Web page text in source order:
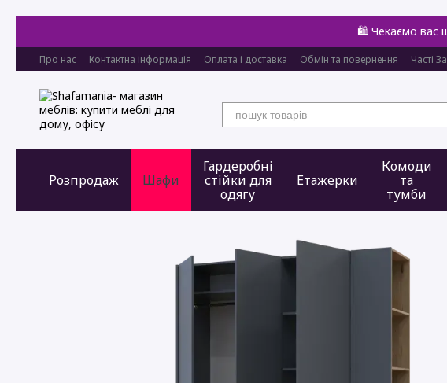
🛍️ Чекаємо вас
Про нас Контактна інформація Оплата і доставка Обмін та повернення Часті
Розпродаж Шафи
Гардеробні
стійки для
одягу
Етажерки
Комоди
та
тумби